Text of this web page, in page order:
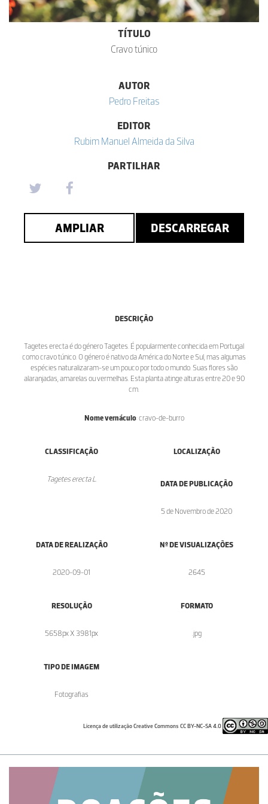
TÍTULO
Cravo túnico
AUTOR
Pedro Freitas
EDITOR
Rubim Manuel Almeida da Silva
PARTILHAR
AMPLIAR DESCARREGAR
DESCRIÇÃO
Tagetes erecta é do género Tagetes. É popularmente conhecida em Portugal
como cravo túnico. O género é nativo da América do Norte e Sul, mas algumas
espécies naturalizaram-se um pouco por todo o mundo. Suas flores são
alaranjadas, amarelas ou vermelhas. Esta planta atinge alturas entre 20 e 90
cm.
Nome vernáculo: cravo-de-burro
CLASSIFICAÇÃO
Tagetes erecta L.
LOCALIZAÇÃO
DATA DE PUBLICAÇÃO
5 de Novembro de 2020
DATA DE REALIZAÇÃO
2020-09-01
Nº DE VISUALIZAÇÕES
2645
RESOLUÇÃO
5658px X 3981px
FORMATO
.jpg
TIPO DE IMAGEM
Fotografias
Licença de utilização Creative Commons CC BY-NC-SA 4.0